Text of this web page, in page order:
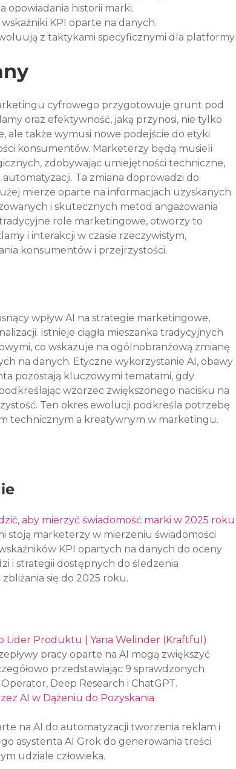
opowiadania historii marki.
KPI oparte na danych.
z taktykami specyficznymi dla platformy.
cyfrowego przygotowuje grunt pod
oraz efektywność, jaką przynosi, nie tylko
ale także wymusi nowe podejście do etyki
konsumentów. Marketerzy będą musieli
zdobywając umiejętności techniczne,
automatyzacji. Ta zmiana doprowadzi do
mierze oparte na informacjach uzyskanych
i skutecznych metod angażowania
role marketingowe, otworzy to
i interakcji w czasie rzeczywistym,
konsumentów i przejrzystości.
wpływ AI na strategie marketingowe,
Istnieje ciągła mieszanka tradycyjnych
co wskazuje na ogólnobranżową zmianę
na danych. Etyczne wykorzystanie AI, obawy
pozostają kluczowymi tematami, gdy
wzorzec zwiększonego nacisku na
Ten okres ewolucji podkreśla potrzebę
technicznym a kreatywnym w marketingu.
aby mierzyć świadomość marki w 2025 roku
stoją marketerzy w mierzeniu świadomości
KPI opartych na danych do oceny
i strategii dostępnych do śledzenia
się do 2025 roku.
Lider Produktu | Yana Welinder (Kraftful)
pracy oparte na AI mogą zwiększyć
przedstawiając 9 sprawdzonych
Deep Research i ChatGPT.
AI w Dążeniu do Pozyskania
na AI do automatyzacji tworzenia reklam i
asystenta AI Grok do generowania treści
udziale człowieka.